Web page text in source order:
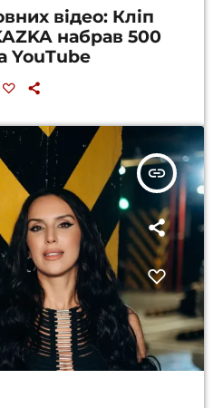
відео: Кліп
набрав 500
YouTube
insert_link